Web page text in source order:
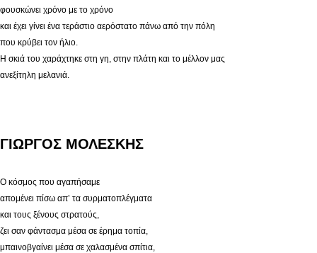
φουσκώνει χρόνο με το χρόνο
και έχει γίνει ένα τεράστιο αερόστατο πάνω από την πόλη
που κρύβει τον ήλιο.
Η σκιά του χαράχτηκε στη γη, στην πλάτη και το μέλλον μας
ανεξίτηλη μελανιά.
ΓΙΩΡΓΟΣ ΜΟΛΕΣΚΗΣ
Ο κόσμος που αγαπήσαμε
απομένει πίσω απ’ τα συρματοπλέγματα
και τους ξένους στρατούς,
ζει σαν φάντασμα μέσα σε έρημα τοπία,
μπαινοβγαίνει μέσα σε χαλασμένα σπίτια,